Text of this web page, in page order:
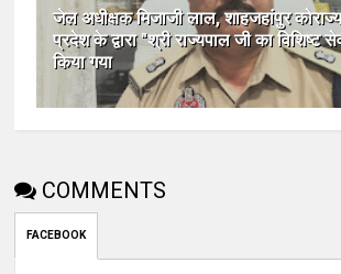
जेल अधीक्षक मिजाजी लाल, शाहजहांपुर
प्रदेश के द्वारा "श्री राज्यपाल जी का विशिष्ट
किया गया
COMMENTS
FACEBOOK